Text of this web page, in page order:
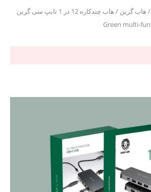
/ هاب گرین
/ هاب چندکاره 12 در 1 تایپ سی گرین
Green multi-